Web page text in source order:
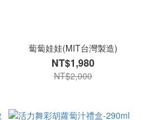
蔔蔔娃娃(MIT台灣製造)
NT$1,980
NT$2,000